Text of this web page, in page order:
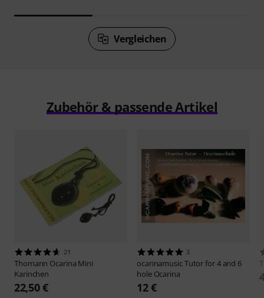
Vergleichen
Zubehör & passende Artikel
21
Thomann Ocarina Mini
Karinchen
22,50 €
3
ocarinamusicTutor for 4 and 6
hole Ocarina
12 €